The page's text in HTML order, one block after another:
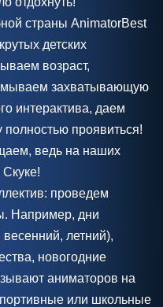
страны AnimatorBest
детских
возраст,
захватывающую
интерактива, даем
проявиться!
ведь на наших
проведем
Например, дни
летний),
новогодние
аниматоров на
или школьные